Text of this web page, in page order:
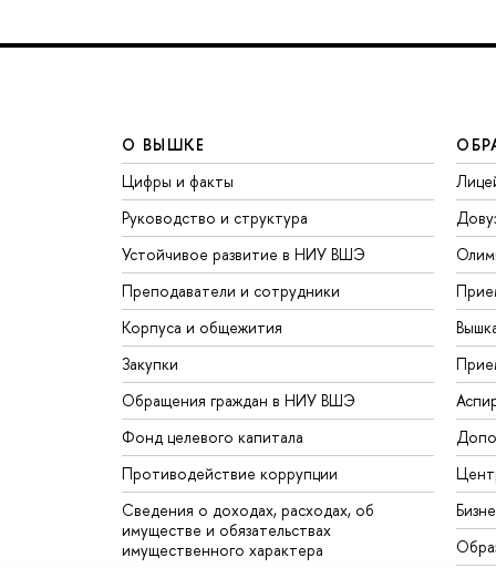
О ВЫШКЕ
Цифры и факты
Руководство и структура
Устойчивое развитие в НИУ ВШЭ
Преподаватели и сотрудники
Корпуса и общежития
Закупки
Обращения граждан в НИУ ВШЭ
Фонд целевого капитала
Противодействие коррупции
Сведения о доходах, расходах, об
имуществе и обязательствах
имущественного характера